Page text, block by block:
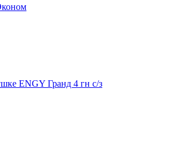
ENGY Гранд 4 гн с/з